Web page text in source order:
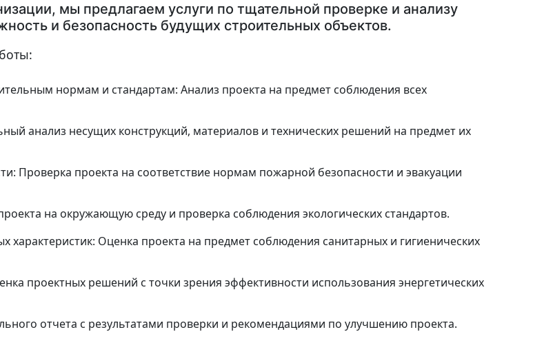
мы предлагаем услуги по тщательной проверке и анализу
и безопасность будущих строительных объектов.
нормам и стандартам: Анализ проекта на предмет соблюдения всех
анализ несущих конструкций, материалов и технических решений на предмет их
Проверка проекта на соответствие нормам пожарной безопасности и эвакуации
на окружающую среду и проверка соблюдения экологических стандартов.
характеристик: Оценка проекта на предмет соблюдения санитарных и гигиенических
проектных решений с точки зрения эффективности использования энергетических
отчета с результатами проверки и рекомендациями по улучшению проекта.